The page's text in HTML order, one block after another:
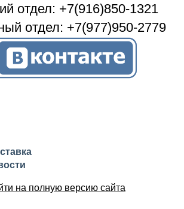
отдел: +7(916)850-1321
отдел: +7(977)950-2779
на полную версию сайта